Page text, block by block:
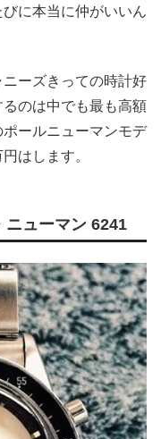
に本当に仲がいいん
ーズきっての時計好
のは中でも最も高額
ールニューマンモデ
はします。
ニューマン 6241